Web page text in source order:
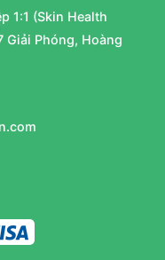
1:1 (Skin Health
Giải Phóng, Hoàng